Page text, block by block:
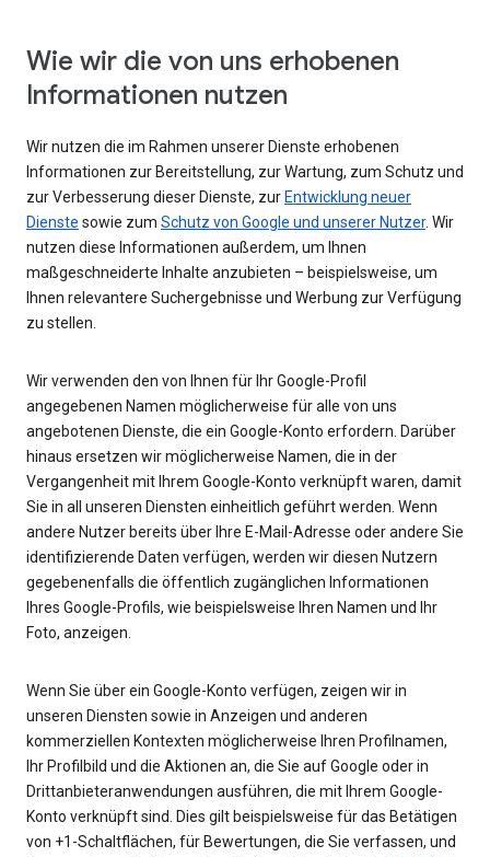
Wie wir die von uns erhobenen
Informationen nutzen
Wir nutzen die im Rahmen unserer Dienste erhobenen
Informationen zur Bereitstellung, zur Wartung, zum Schutz und
zur Verbesserung dieser Dienste, zur Entwicklung neuer
Dienste sowie zum Schutz von Google und unserer Nutzer. Wir
nutzen diese Informationen außerdem, um Ihnen
maßgeschneiderte Inhalte anzubieten – beispielsweise, um
Ihnen relevantere Suchergebnisse und Werbung zur Verfügung
zu stellen.
Wir verwenden den von Ihnen für Ihr Google-Profil
angegebenen Namen möglicherweise für alle von uns
angebotenen Dienste, die ein Google-Konto erfordern. Darüber
hinaus ersetzen wir möglicherweise Namen, die in der
Vergangenheit mit Ihrem Google-Konto verknüpft waren, damit
Sie in all unseren Diensten einheitlich geführt werden. Wenn
andere Nutzer bereits über Ihre E-Mail-Adresse oder andere Sie
identifizierende Daten verfügen, werden wir diesen Nutzern
gegebenenfalls die öffentlich zugänglichen Informationen
Ihres Google-Profils, wie beispielsweise Ihren Namen und Ihr
Foto, anzeigen.
Wenn Sie über ein Google-Konto verfügen, zeigen wir in
unseren Diensten sowie in Anzeigen und anderen
kommerziellen Kontexten möglicherweise Ihren Profilnamen,
Ihr Profilbild und die Aktionen an, die Sie auf Google oder in
Drittanbieteranwendungen ausführen, die mit Ihrem Google-
Konto verknüpft sind. Dies gilt beispielsweise für das Betätigen
von +1-Schaltflächen, für Bewertungen, die Sie verfassen, und